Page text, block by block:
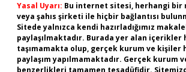
Yasal Uyarı: Bu internet sitesi, herhangi bir
veya şahıs şirketi ile hiçbir bağlantısı
Sitede yalnızca kendi hazırladığımız
paylaşılmaktadır. Burada yer alan içerikler
taşımamakta olup, gerçek kurum ve kişiler
paylaşım yapılmamaktadır. Gerçek kurum
benzerlikleri tamamen tesadüfidir.